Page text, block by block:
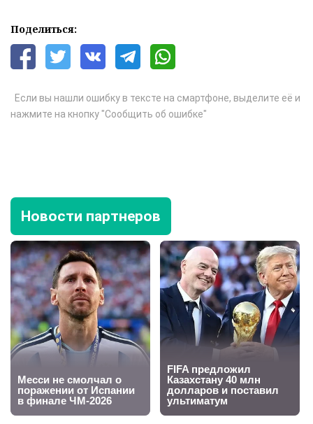
Поделиться:
Если вы нашли ошибку в тексте на смартфоне, выделите её и
нажмите на кнопку "Сообщить об ошибке"
Новости партнеров